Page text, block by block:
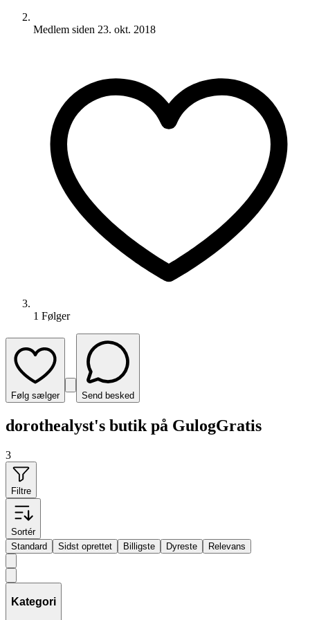
Medlem siden 23. okt. 2018
1 Følger
Følg sælger Send besked
dorothealyst's butik på GulogGratis
3
Filtre
Sortér
Standard
Sidst oprettet Billigste Dyreste Relevans
Kategori